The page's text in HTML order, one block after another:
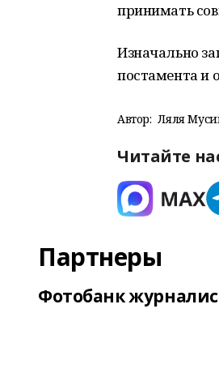
принимать
Изначально
постамента и
Автор: Ляля
Читайте
Партнеры
Фотобанк